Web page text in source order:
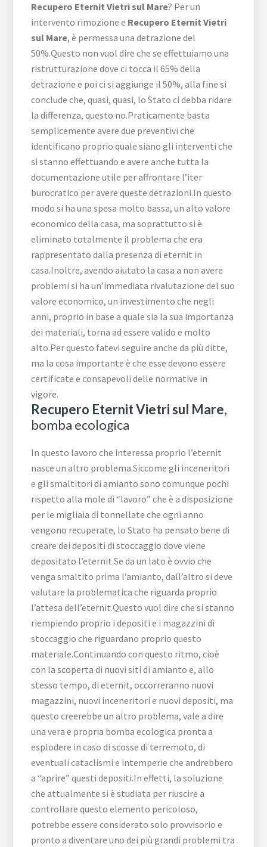
Recupero Eternit Vietri sul Mare? Per un
intervento rimozione e Recupero Eternit Vietri
sul Mare, è permessa una detrazione del
50%.Questo non vuol dire che se effettuiamo una
ristrutturazione dove ci tocca il 65% della
detrazione e poi ci si aggiunge il 50%, alla fine si
conclude che, quasi, quasi, lo Stato ci debba ridare
la differenza, questo no.Praticamente basta
semplicemente avere due preventivi che
identificano proprio quale siano gli interventi che
si stanno effettuando e avere anche tutta la
documentazione utile per affrontare l’iter
burocratico per avere queste detrazioni.In questo
modo si ha una spesa molto bassa, un alto valore
economico della casa, ma soprattutto si è
eliminato totalmente il problema che era
rappresentato dalla presenza di eternit in
casa.Inoltre, avendo aiutato la casa a non avere
problemi si ha un’immediata rivalutazione del suo
valore economico, un investimento che negli
anni, proprio in base a quale sia la sua importanza
dei materiali, torna ad essere valido e molto
alto.Per questo fatevi seguire anche da più ditte,
ma la cosa importante è che esse devono essere
certificate e consapevoli delle normative in
vigore.
Recupero Eternit Vietri sul Mare,
bomba ecologica
In questo lavoro che interessa proprio l’eternit
nasce un altro problema.Siccome gli inceneritori
e gli smaltitori di amianto sono comunque pochi
rispetto alla mole di “lavoro” che è a disposizione
per le migliaia di tonnellate che ogni anno
vengono recuperate, lo Stato ha pensato bene di
creare dei depositi di stoccaggio dove viene
depositato l’eternit.Se da un lato è ovvio che
venga smaltito prima l’amianto, dall’altro si deve
valutare la problematica che riguarda proprio
l’attesa dell’eternit.Questo vuol dire che si stanno
riempiendo proprio i depositi e i magazzini di
stoccaggio che riguardano proprio questo
materiale.Continuando con questo ritmo, cioè
con la scoperta di nuovi siti di amianto e, allo
stesso tempo, di eternit, occorreranno nuovi
magazzini, nuovi inceneritori e nuovi depositi, ma
questo creerebbe un altro problema, vale a dire
una vera e propria bomba ecologica pronta a
esplodere in caso di scosse di terremoto, di
eventuali cataclismi e intemperie che andrebbero
a “aprire” questi depositi.In effetti, la soluzione
che attualmente si è studiata per riuscire a
controllare questo elemento pericoloso,
potrebbe essere considerato solo provvisorio e
pronto a diventare uno dei più grandi problemi tra